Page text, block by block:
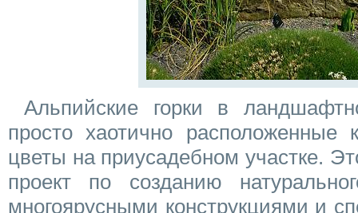
Альпийские горки в
просто хаотично расположенные
цветы на приусадебном участке.
проект по созданию
многоярусными конструкциями и